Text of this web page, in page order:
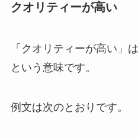
クオリティーが高い
「クオリティーが高い」
という意味です。
例文は次のとおりです。